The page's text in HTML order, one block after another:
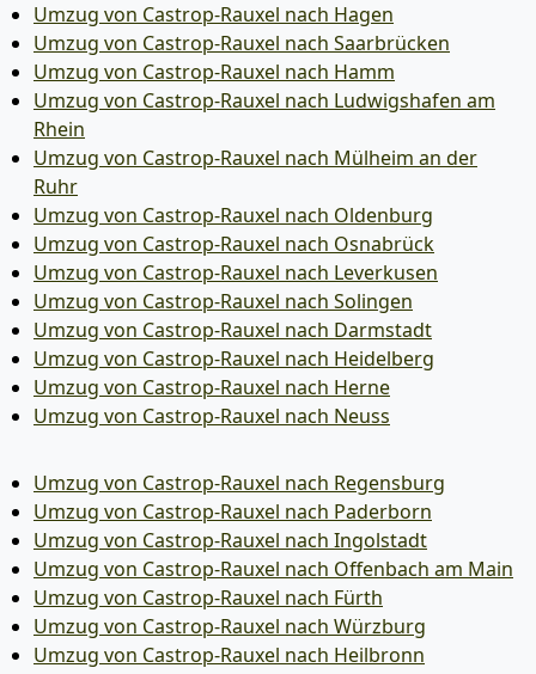
Umzug von Castrop-Rauxel nach Hagen
Umzug von Castrop-Rauxel nach Saarbrücken
Umzug von Castrop-Rauxel nach Hamm
Umzug von Castrop-Rauxel nach Ludwigshafen am
Rhein
Umzug von Castrop-Rauxel nach Mülheim an der
Ruhr
Umzug von Castrop-Rauxel nach Oldenburg
Umzug von Castrop-Rauxel nach Osnabrück
Umzug von Castrop-Rauxel nach Leverkusen
Umzug von Castrop-Rauxel nach Solingen
Umzug von Castrop-Rauxel nach Darmstadt
Umzug von Castrop-Rauxel nach Heidelberg
Umzug von Castrop-Rauxel nach Herne
Umzug von Castrop-Rauxel nach Neuss
Umzug von Castrop-Rauxel nach Regensburg
Umzug von Castrop-Rauxel nach Paderborn
Umzug von Castrop-Rauxel nach Ingolstadt
Umzug von Castrop-Rauxel nach Offenbach am Main
Umzug von Castrop-Rauxel nach Fürth
Umzug von Castrop-Rauxel nach Würzburg
Umzug von Castrop-Rauxel nach Heilbronn